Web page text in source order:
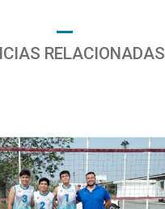
RELACIONADAS